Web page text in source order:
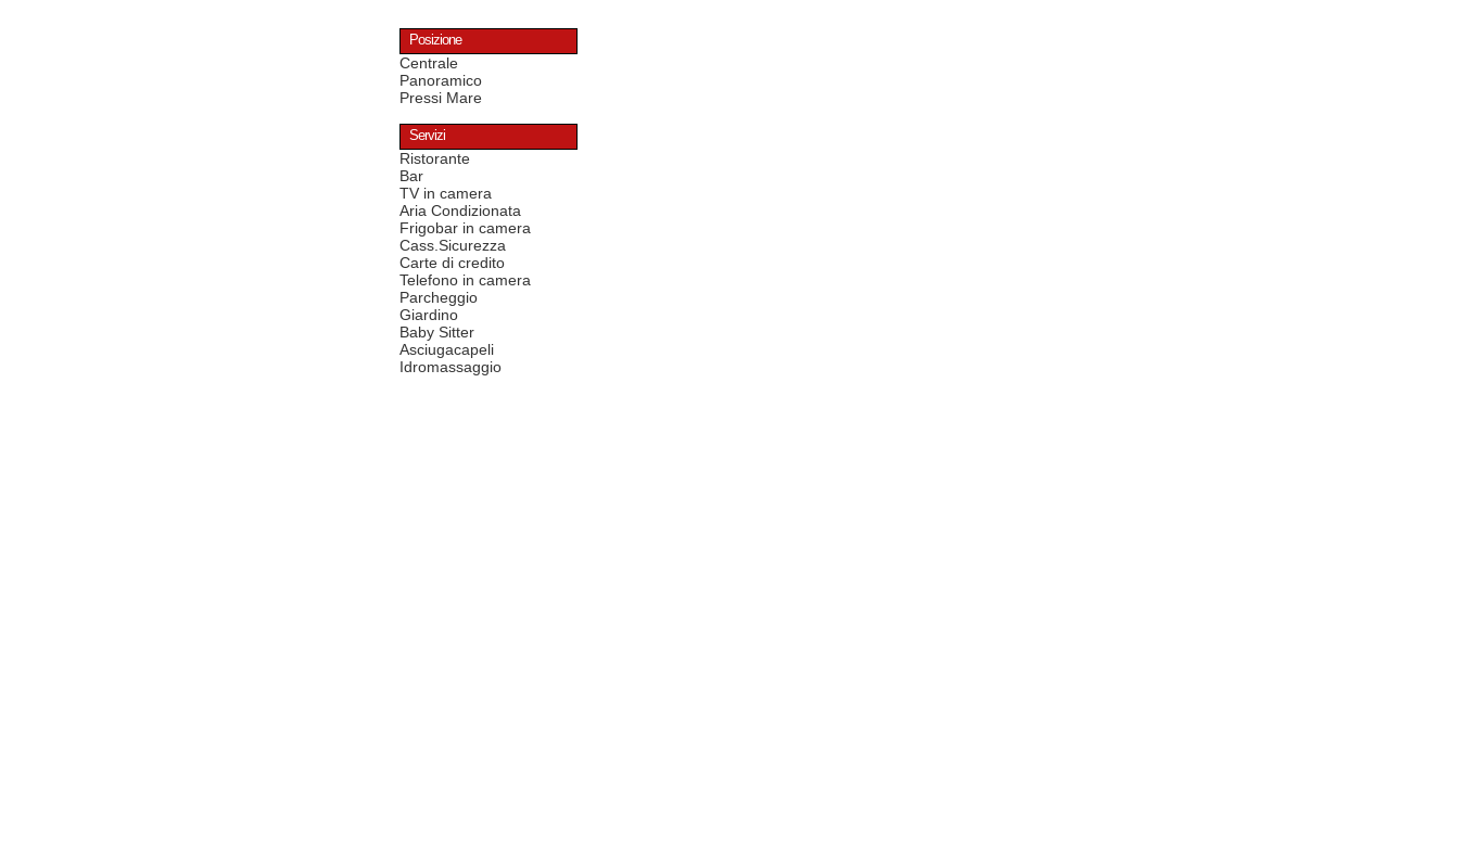
Posizione
Centrale
Panoramico
Pressi Mare
Servizi
Ristorante
Bar
TV in camera
Aria Condizionata
Frigobar in camera
Cass.Sicurezza
Carte di credito
Telefono in camera
Parcheggio
Giardino
Baby Sitter
Asciugacapeli
Idromassaggio